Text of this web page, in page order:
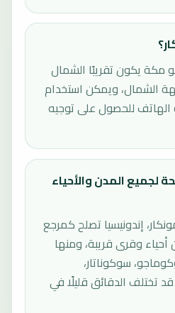
مكة يكون تقريبًا الشمال
294° من جهة الشمال، ويمكن استخدام
للحصول على توجيه
لجميع المدن والأحياء
إندونيسيا تصلح كمرجع
وقرى قريبة، ومنها
سوكوناتار،
تختلف الدقائق قليلًا في